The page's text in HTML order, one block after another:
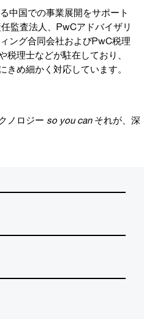
中国での事業展開をサポート
監査法人、PwCアドバイザリ
ング合同会社およびPwC税理
理士などが駐在しており、
きめ細かく対応しています。
ノロジー so you can それが、深